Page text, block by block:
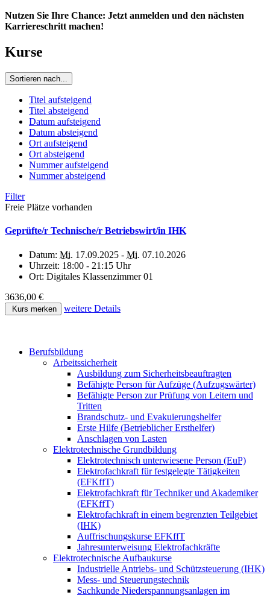
Nutzen Sie Ihre Chance: Jetzt anmelden und den nächsten
Karriereschritt machen!
Kurse
Sortieren nach...
Titel aufsteigend
Titel absteigend
Datum aufsteigend
Datum absteigend
Ort aufsteigend
Ort absteigend
Nummer aufsteigend
Nummer absteigend
Filter
Freie Plätze vorhanden
Geprüfte/r Technische/r Betriebswirt/in IHK
Datum: Mi. 17.09.2025 - Mi. 07.10.2026
Uhrzeit: 18:00 - 21:15 Uhr
Ort: Digitales Klassenzimmer 01
3636,00 €
Kurs merken weitere Details
Berufsbildung
Arbeitssicherheit
Ausbildung zum Sicherheitsbeauftragten
Befähigte Person für Aufzüge (Aufzugswärter)
Befähigte Person zur Prüfung von Leitern und
Tritten
Brandschutz- und Evakuierungshelfer
Erste Hilfe (Betrieblicher Ersthelfer)
Anschlagen von Lasten
Elektrotechnische Grundbildung
Elektrotechnisch unterwiesene Person (EuP)
Elektrofachkraft für festgelegte Tätigkeiten
(EFKffT)
Elektrofachkraft für Techniker und Akademiker
(EFKffT)
Elektrofachkraft in einem begrenzten Teilgebiet
(IHK)
Auffrischungskurse EFKffT
Jahresunterweisung Elektrofachkräfte
Elektrotechnische Aufbaukurse
Industrielle Antriebs- und Schützsteuerung (IHK)
Mess- und Steuerungstechnik
Sachkunde Niederspannungsanlagen im